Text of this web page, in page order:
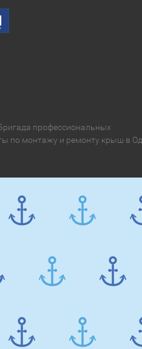
профессиональных
по монтажу и ремонту крыш в